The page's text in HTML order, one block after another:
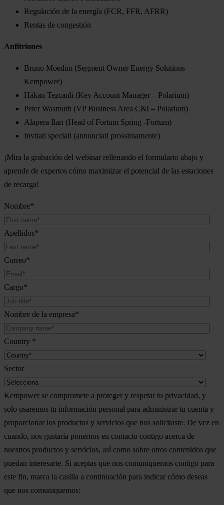
Regulación de la energía (FCR, FFR, AFRR)
Rentas de congestión
Anfitriones
Bruno Moedim (Segment Owner Energy Solutions –
Kempower)
Håkan Tezcanli (Key Account Manager – Polarium)
Peter Wasmuth (VP Business Area C&I – Polarium)
Alapera Ilari (Head of Fortum Spring -Fortum)
Invitati speciali (annunciati prossimamente)
¡Mira la grabación del webinar rellenando el formulario abajo y
aprende de expertos cómo maximizar el potencial de las estaciones
de recarga!
Nombre*
Apellidos*
Correo*
Cargo*
Nombre de la empresa*
Country *
Sector
Kempower se compromete a proteger y respetar tu privacidad, y
solo usaremos tu información personal para administrar tu cuenta y
proporcionar los productos y servicios que nos solicitaste. De vez en
cuando, nos gustaría ponernos en contacto contigo acerca de
nuestros productos y servicios, así como sobre otros contenidos que
puedan interesarte. Si aceptas que nos comuniquemos contigo para
este fin, marca la casilla a continuación para indicar cómo deseas
que nos comuniquemos: